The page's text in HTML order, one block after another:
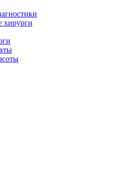
хирурги